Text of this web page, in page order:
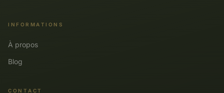
INFORMATIONS
À propos
Blog
CONTACT